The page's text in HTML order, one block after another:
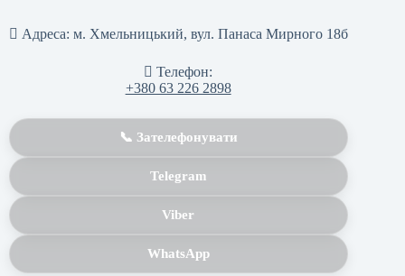
Адреса: м. Хмельницький, вул. Панаса Мирного 18б
Телефон:
+380 63 226 2898
📞 Зателефонувати
Telegram
Viber
WhatsApp